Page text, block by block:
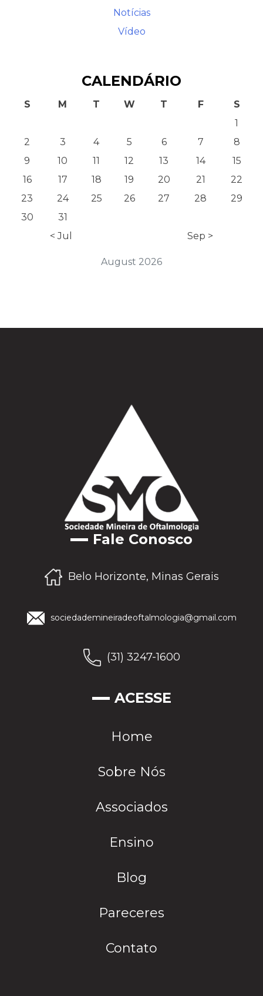
Notícias
Vídeo
CALENDÁRIO
August 2026
S M T W T F
S
1
2
3 4 5 6 7
8
9
10 11 12 13 14
15
16
17 18 19 20 21
22
23
24 25 26 27 28
29
30
31
< Jul
Sep >
Fale Conosco
Belo Horizonte, Minas Gerais
sociedademineiradeoftalmologia@gmail.com
(31) 3247-1600
ACESSE
Home
Sobre Nós
Associados
Ensino
Blog
Pareceres
Contato